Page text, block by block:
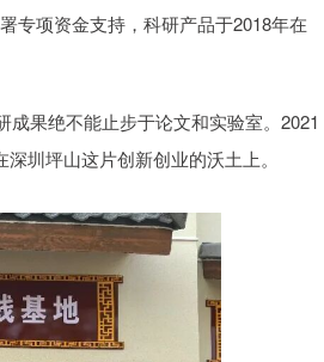
专项资金支持，科研产品于2018年在
果绝不能止步于论文和实验室。2021
圳坪山这片创新创业的沃土上。